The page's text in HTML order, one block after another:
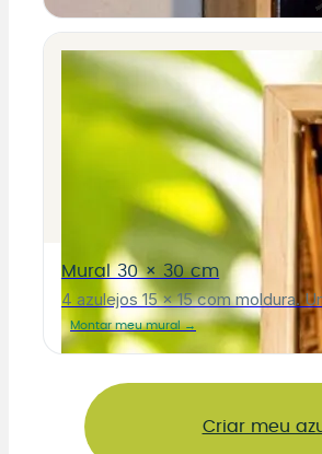
Mural 30 × 30 cm
4 azulejos 15 × 15 com moldura.
Montar meu mural →
Criar meu